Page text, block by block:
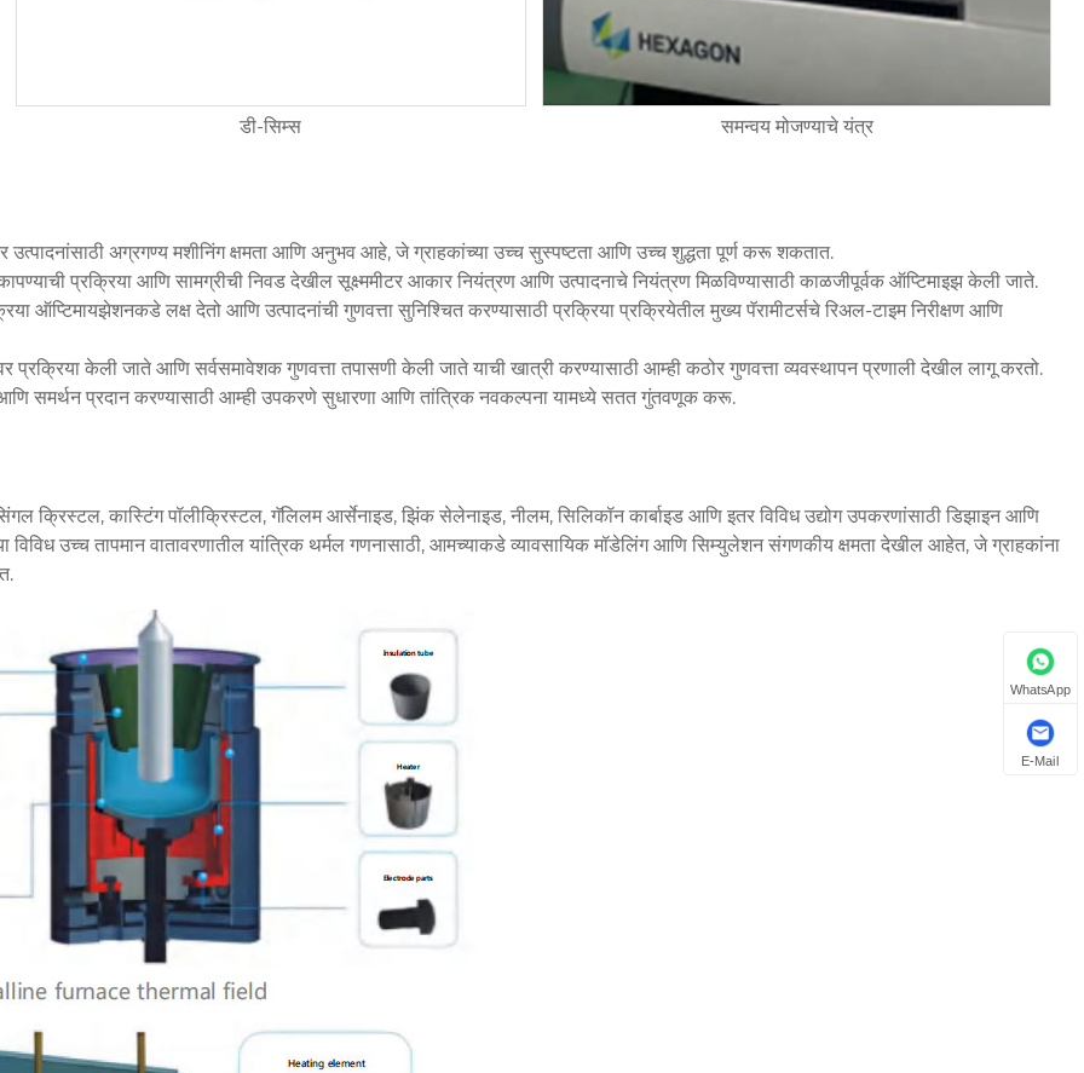
डी-सिम्स समन्वय मोजण्याचे यंत्र
अग्रगण्य मशीनिंग क्षमता आणि अनुभव आहे, जे ग्राहकांच्या उच्च सुस्पष्टता आणि उच्च शुद्धता पूर्ण करू शकतात.
प्रक्रिया आणि सामग्रीची निवड देखील सूक्ष्ममीटर आकार नियंत्रण आणि उत्पादनाचे नियंत्रण मिळविण्यासाठी काळजीपूर्वक ऑप्टिमाइझ केली जाते.
ऑप्टिमायझेशनकडे लक्ष देतो आणि उत्पादनांची गुणवत्ता सुनिश्चित करण्यासाठी प्रक्रिया प्रक्रियेतील मुख्य पॅरामीटर्सचे रिअल-टाइम निरीक्षण आणि
प्रक्रिया केली जाते आणि सर्वसमावेशक गुणवत्ता तपासणी केली जाते याची खात्री करण्यासाठी आम्ही कठोर गुणवत्ता व्यवस्थापन प्रणाली देखील लागू करतो.
आणि समर्थन प्रदान करण्यासाठी आम्ही उपकरणे सुधारणा आणि तांत्रिक नवकल्पना यामध्ये सतत गुंतवणूक करू.
क्रिस्टल, कास्टिंग पॉलीक्रिस्टल, गॅलिलम आर्सेनाइड, झिंक सेलेनाइड, नीलम, सिलिकॉन कार्बाइड आणि इतर विविध उद्योग उपकरणांसाठी डिझाइन आणि
उच्च तापमान वातावरणातील यांत्रिक थर्मल गणनासाठी, आमच्याकडे व्यावसायिक मॉडेलिंग आणि सिम्युलेशन संगणकीय क्षमता देखील आहेत, जे ग्राहकांना
WhatsApp
E-Mail